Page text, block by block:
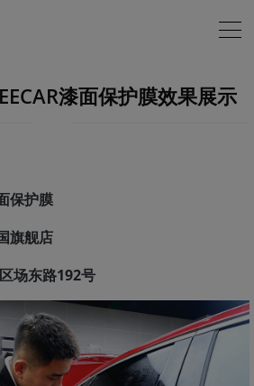
漆面保护膜效果展示
保护膜
旗舰店
场东路192号